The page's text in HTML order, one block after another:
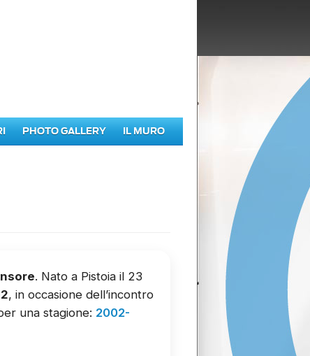
PHOTO GALLERY IL MURO
. Nato a Pistoia il 23
, in occasione dell’incontro
una stagione: 2002-